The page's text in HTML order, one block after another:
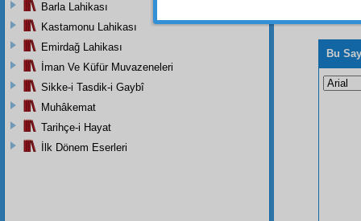
Bu
Barla Lahikası
Kastamonu Lahikası
Emirdağ Lahikası
İman Ve Küfür Muvazeneleri
Sikke-i Tasdik-i Gaybî
Muhâkemat
Tarihçe-i Hayat
İlk Dönem Eserleri